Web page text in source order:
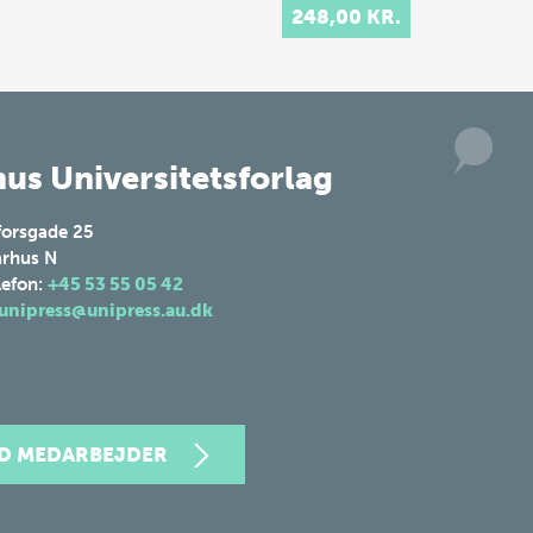
ens, men afhænger af
forældrebaggr…
248,00 KR.
Universitetsforlag
25
N
+45 53 55 05 42
unipress@unipress.au.dk
MEDARBEJDER